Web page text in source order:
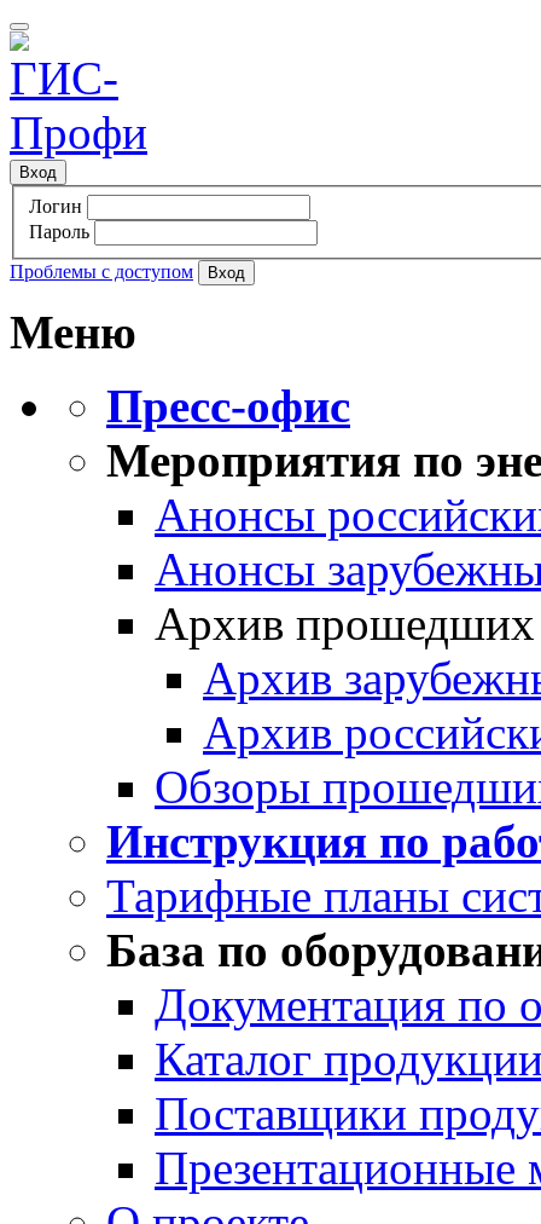
Вход
Логин
Пароль
Проблемы с доступом
Меню
Пресс-офис
Мероприятия по
Анонсы
Анонсы
Архив прошедших
Архив
Архив
Обзоры
Инструкция по
Тарифные планы
База по
Документация по
Каталог
Поставщики
Презентационные